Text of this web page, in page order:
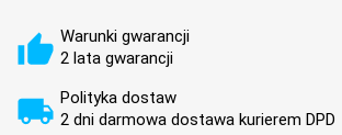
Warunki gwarancji
2 lata gwarancji
Polityka dostaw
2 dni darmowa dostawa kurierem DPD